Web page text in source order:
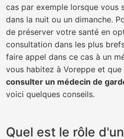
cas par exemple lorsque vous
dans la nuit ou un dimanche.
de préserver votre santé en
consultation dans les plus
faire appel dans ce cas à un
vous habitez à Voreppe et
consulter un médecin de
voici quelques conseils.
Quel est le rôle